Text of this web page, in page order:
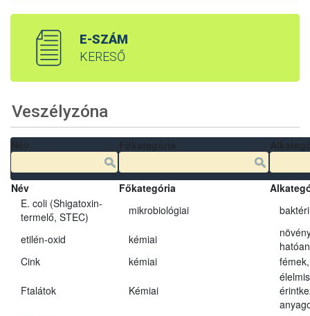
E-SZÁM
KERESŐ
Veszélyzóna
Név Főkategória
E. coli (Shigatoxin-
termelő, STEC)
mikrobiológiai
etilén-oxid kémiai
Cink
kémiai
Ftalátok Kémiai